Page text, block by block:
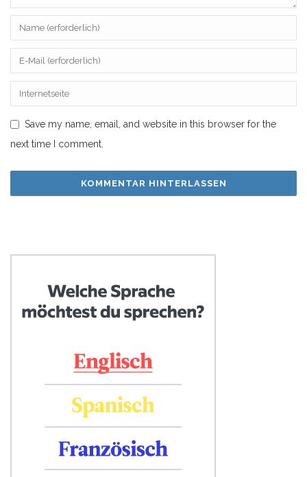
Save my name, email, and website in this browser for the
next time I comment.